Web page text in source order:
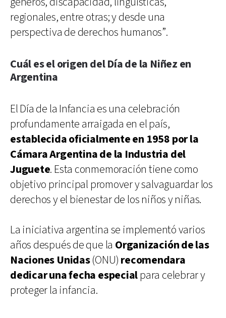
regionales, entre otras; y desde una
perspectiva de derechos humanos”.
Cuál es el origen del Día de la Niñez en
Argentina
El Día de la Infancia es una celebración
profundamente arraigada en el país,
establecida oficialmente en 1958 por la
Cámara Argentina de la Industria del
Juguete. Esta conmemoración tiene como
objetivo principal promover y salvaguardar los
derechos y el bienestar de los niños y niñas.
La iniciativa argentina se implementó varios
años después de que la Organización de las
Naciones Unidas(ONU) recomendara
dedicar una fecha especialpara celebrar y
proteger la infancia.